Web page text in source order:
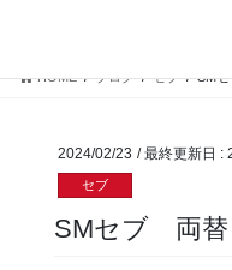
content
Navigation
HOME ブログ セブ SM
2024/02/23 / 最終更新日 :
セブ
SMセブ 両替